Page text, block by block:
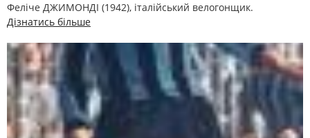
Феліче ДЖИМОНДІ (1942), італійський велогонщик.
Дізнатись більше